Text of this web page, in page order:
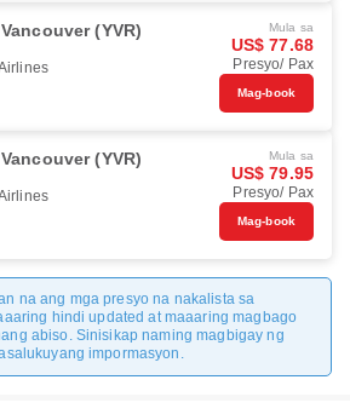
Vancouver (YVR) Mula sa
US$ 77.68
Presyo/ Pax
Mag-book
Vancouver (YVR) Mula sa
US$ 79.95
Presyo/ Pax
Mag-book
na ang mga presyo na nakalista sa
hindi updated at maaaring magbago
abiso. Sinisikap naming magbigay ng
impormasyon.